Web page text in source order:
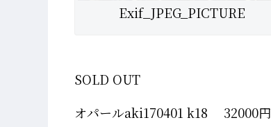
Exif_JPEG_PICTURE
SOLD OUT
オパールaki170401 k18 32000円